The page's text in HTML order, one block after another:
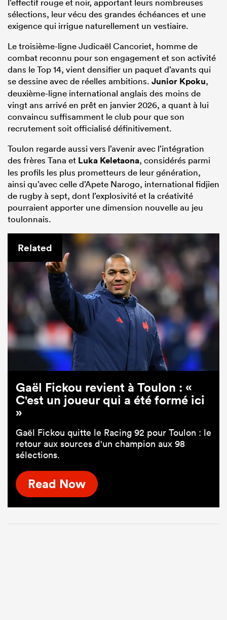
l’effectif rouge et noir, apportant leurs nombreuses
sélections, leur vécu des grandes échéances et une
exigence qui irrigue naturellement un vestiaire.
Le troisième-ligne Judicaël Cancoriet, homme de
combat reconnu pour son engagement et son activité
dans le Top 14, vient densifier un paquet d’avants qui
se dessine avec de réelles ambitions. Junior Kpoku,
deuxième-ligne international anglais des moins de
vingt ans arrivé en prêt en janvier 2026, a quant à lui
convaincu suffisamment le club pour que son
recrutement soit officialisé définitivement.
Toulon regarde aussi vers l’avenir avec l’intégration
des frères Tana et Luka Keletaona, considérés parmi
les profils les plus prometteurs de leur génération,
ainsi qu’avec celle d’Apete Narogo, international fidjien
de rugby à sept, dont l’explosivité et la créativité
pourraient apporter une dimension nouvelle au jeu
toulonnais.
Related
Gaël Fickou revient à Toulon : «
C'est un joueur qui a été formé ici
»
Gaël Fickou quitte le Racing 92 pour Toulon : le
retour aux sources d'un champion aux 98
sélections.
Read Now